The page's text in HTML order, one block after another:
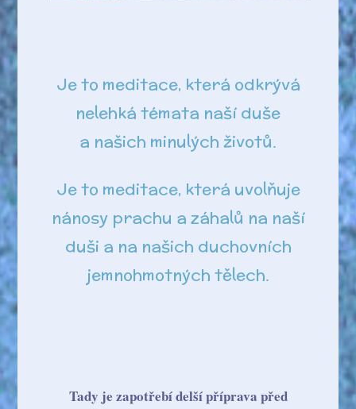
Je to meditace, která odkrývá
nelehká témata naší duše
a našich minulých životů.
Je to meditace, která uvolňuje
nánosy prachu a záhalů na naší
duši a na našich duchovních
jemnohmotných tělech.
Tady je zapotřebí delší příprava před